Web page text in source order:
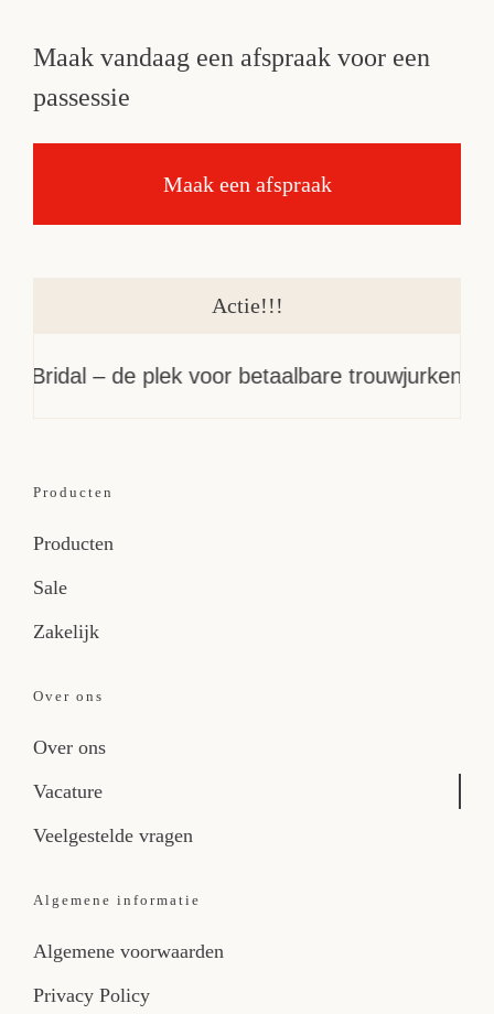
Maak vandaag een afspraak voor een
passessie
Maak een afspraak
Actie!!!
– de plek voor betaalbare trouwjurken
Producten
Producten
Sale
Zakelijk
Over ons
Over ons
Vacature
Veelgestelde vragen
Algemene informatie
Algemene voorwaarden
Privacy Policy